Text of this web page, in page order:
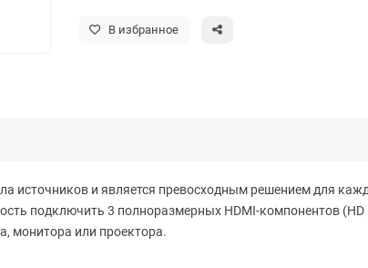
В избранное
источников и является превосходным решением для
подключить 3 полноразмерных HDMI-компонентов (HD
монитора или проектора.